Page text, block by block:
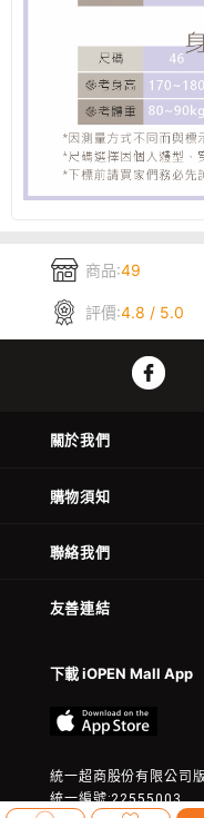
商品:49
評價:4.8 / 5.0
關於我們
購物須知
聯絡我們
友善連結
下載 iOPEN Mall App
統一超商股份有限公司
統一編號:22555003